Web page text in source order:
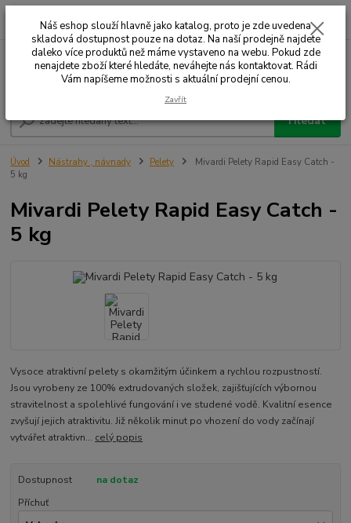
Menu
Hledat
+420 732 707 573 za
Úvod Nástrahy , návnady Pelety
Mivardi Pelety Rapid Easy Catch -
5 kg
Mivardi Pelety Rapid Easy Catch -
5 kg
Vysoce atraktivní pelety s okamžitým účinkem a rychlou rozpustností.
Jsou vyrobeny ze 100% extrudovaných složek, zajišťujících výbornou
stravitelnost a spolehlivé fungování i ve studené vodě. Kvalitní esence
zvyšují jejich atraktivitu. Již několik minut po vhození do vody začínají
vytvářet atraktivn... celý popis
Dostupnost
na dotaz
Příchuť
Náš eshop slouží hlavně jako katalog, proto je zde uvedena
skladová dostupnost pouze na dotaz. Na naší prodejně najdete
daleko více produktů než máme vystaveno na webu. Pokud zde
nenajdete zboží které hledáte, neváhejte nás kontaktovat. Rádi
Vám napíšeme možnosti s aktuální prodejní cenou.
Zavřít